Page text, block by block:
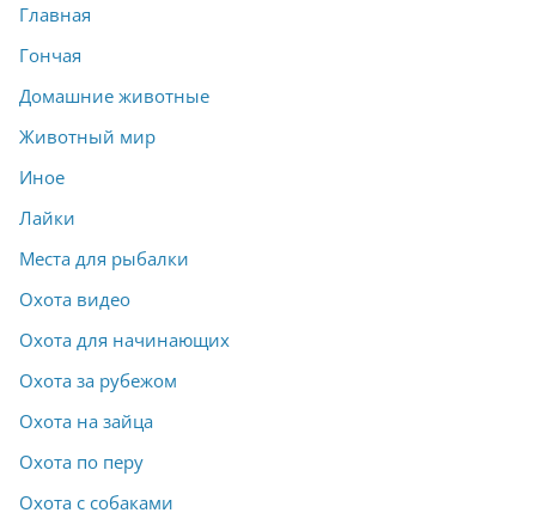
Главная
Гончая
Домашние животные
Животный мир
Иное
Лайки
Места для рыбалки
Охота видео
Охота для начинающих
Охота за рубежом
Охота на зайца
Охота по перу
Охота с собаками